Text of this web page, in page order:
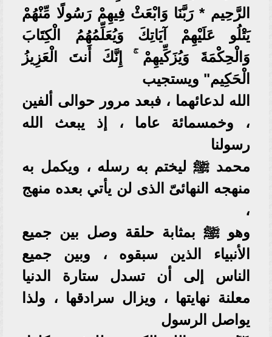
الرَّحِيم * رَبَّنَا وَابْعَثْ فِيهِمْ رَسُولًا مِّنْهُمْ
يَتْلُو عَلَيْهِمْ آيَاتِكَ وَيُعَلِّمُهُمُ الْكِتَابَ
وَالْحِكْمَةَ وَيُزَكِّيهِمْ ۚ إِنَّكَ أَنتَ الْعَزِيزُ
الْحَكِيم" ويستجيب
الله لدعائهما ، فبعد مرور حوالى ألفين
، وخمسمائة عاما ، إذ يبعث الله
رسولنا
محمد ﷺ ليختم به رسله ، ويكمل به
منهجه النهائىّ الذى لن يأتي بعده منهج
،
وهو ﷺ بمثابة حلقة وصل بين جميع
الأنبياء الذين سبقوه ، وبين جميع
الناس إلى أن تسدل ستارة الدنيا
معلنة نهايتها ، ويزال سرادقها ، ولذا
يواصل الرسول